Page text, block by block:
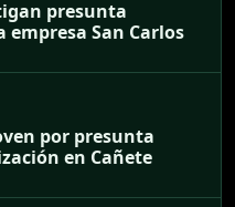
presunta
San Carlos
por presunta
en Cañete